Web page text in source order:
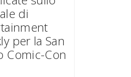
di
per la San
Comic-Con